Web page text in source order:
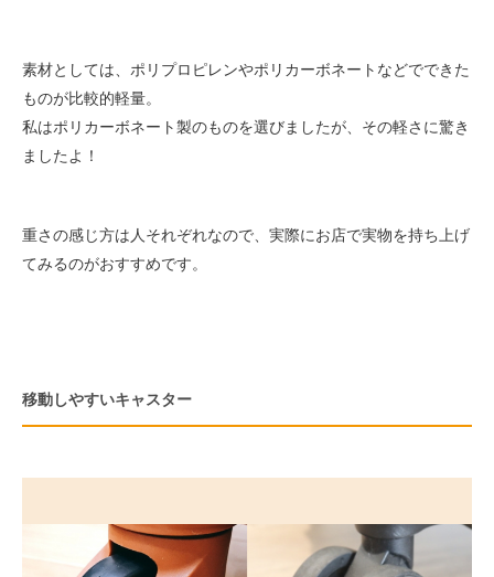
素材としては、ポリプロピレンやポリカーボネートなどでできた
ものが比較的軽量。
私はポリカーボネート製のものを選びましたが、その軽さに驚き
ましたよ！
重さの感じ方は人それぞれなので、実際にお店で実物を持ち上げ
てみるのがおすすめです。
移動しやすいキャスター